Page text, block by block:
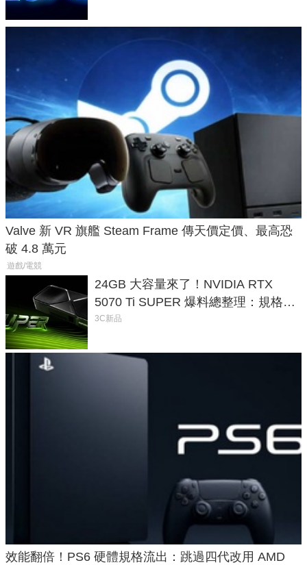
Valve 新 VR 旗艦 Steam Frame 傳天價定價、最高恐
破 4.8 萬元
遊戲/電競
24GB 大容量來了！NVIDIA RTX
5070 Ti SUPER 爆料總整理：規格、
功耗、上市時間
3C新品
效能翻倍！PS6 硬體規格流出：跳過四代改用 AMD